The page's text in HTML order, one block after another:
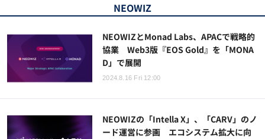
NEOWIZ
NEOWIZとMonad Labs、APACで戦略的
協業 Web3版『EOS Gold』を「MONA
D」で展開
2024.8.16 Fri 12:00
NEOWIZの「Intella X」、「CARV」のノ
ード運営に参画 エコシステム拡大に向